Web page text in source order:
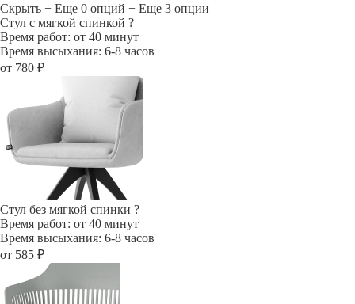
Скрыть + Еще 0 опций + Еще 3 опции
Стул с мягкой спинкой ?
Время работ: от 40 минут
Время высыхания: 6-8 часов
от 780 ₽
Стул без мягкой спинки ?
Время работ: от 40 минут
Время высыхания: 6-8 часов
от 585 ₽